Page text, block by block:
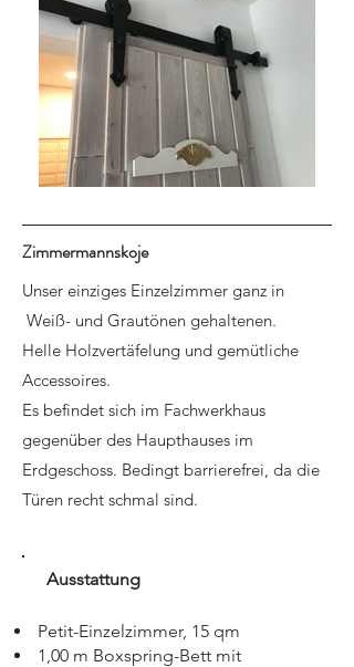
Zimmermannskoje
Unser einziges Einzelzimmer ganz in
Weiß- und Grautönen gehaltenen.
Helle Holzvertäfelung und gemütliche
Accessoires.
Es befindet sich im Fachwerkhaus
gegenüber des Haupthauses im
Erdgeschoss. Bedingt barrierefrei, da die
Türen recht schmal sind.
Ausstattung
Petit-Einzelzimmer, 15 qm
1,00 m Boxspring-Bett mit